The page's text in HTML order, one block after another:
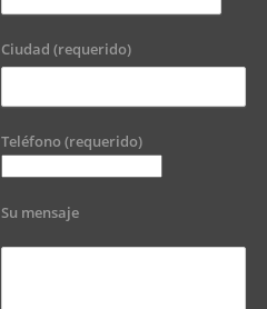
Ciudad (requerido)
Teléfono (requerido)
Su mensaje